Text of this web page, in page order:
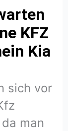
KFZ
Kia
sich vor
man